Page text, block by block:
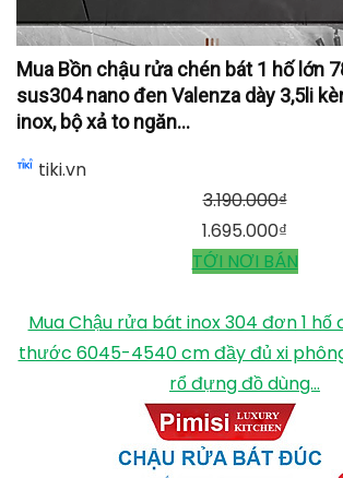
Mua Bồn chậu rửa chén bát 1 hố lớn
sus304 nano đen Valenza dày 3,5li
inox, bộ xả to ngăn...
tiki.vn
3.190.000₫
1.695.000₫
TỚI NƠI BÁN
Mua Chậu rửa bát inox 304 đơn 1 hố
thước 6045-4540 cm đầy đủ xi
rổ đựng đồ dùng...